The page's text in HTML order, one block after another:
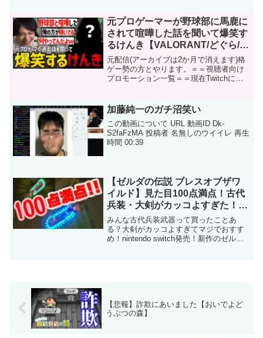
そう」と思えば使ってみる事もあります
し、それが＝勝つための戦...
元プロゲーマーが野球部に馬鹿に
されて喧嘩した話を聞いて爆笑す
るけんき【VALORANT/どぐら/こ
くじん/マゴ/立川/けんき切り抜
き】
元配信(アーカイブは2か月で消えます)格
ゲー勢の方とやります。＝＝視聴者向け
プロモーション一覧＝＝現在Twitchにて
好評販売中！AIM COVER...
加藤純一のガチ沼笑い
この動画について URL 動画ID Dk-
S2faFzMA 投稿者 名無しのウイイレ 再生
時間 00:39
【ゼルダの伝説 ブレスオブザワ
イルド】見た目100点満点！古代
兵装・大剣がカッコよすぎた！
【naotin】
みんな古代兵装武器って買ったことあ
る？大剣がカッコよすぎてマジでおすす
め！nintendo switch発売！新作のゼルダ
【悲報】詐欺にあいました【おいでよど
うぶつの森】